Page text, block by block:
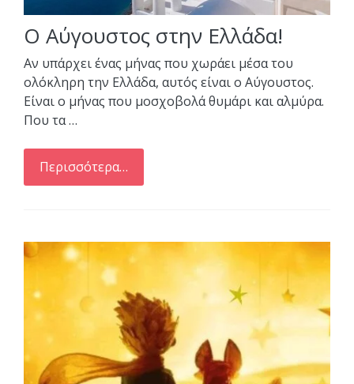
Ο Αύγουστος στην Ελλάδα!
Αν υπάρχει ένας μήνας που χωράει μέσα του
ολόκληρη την Ελλάδα, αυτός είναι ο Αύγουστος.
Είναι ο μήνας που μοσχοβολά θυμάρι και αλμύρα.
Που τα …
Περισσότερα…